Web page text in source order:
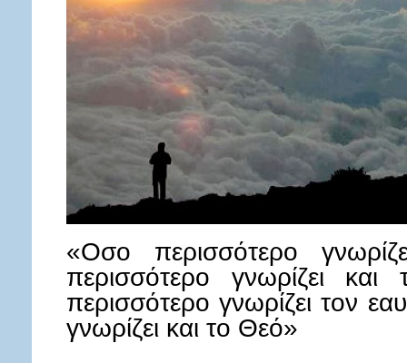
«Οσο περισσότερο
περισσότερο γνωρίζει
περισσότερο γνωρίζει τον
γνωρίζει και το Θεό»